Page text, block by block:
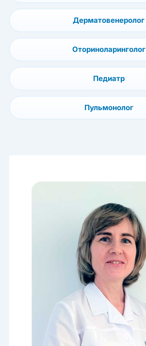
Дерматовенеролог
Оториноларинголог
Педиатр
Пульмонолог